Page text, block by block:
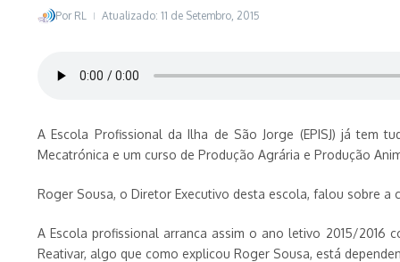
Por RL Atualizado: 11 de Setembro, 2015
A Escola Profissional da Ilha de São Jorge (EPISJ) já tem
Mecatrónica e um curso de Produção Agrária e Produção
Roger Sousa, o Diretor Executivo desta escola, falou sobre
A Escola profissional arranca assim o ano letivo 2015/2016
Reativar, algo que como explicou Roger Sousa, está